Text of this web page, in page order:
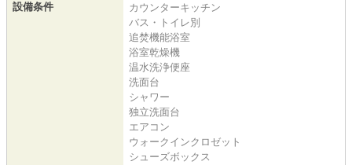
設備条件
カウンターキッチン
バス・トイレ別
追焚機能浴室
浴室乾燥機
温水洗浄便座
洗面台
シャワー
独立洗面台
エアコン
ウォークインクロゼット
シューズボックス